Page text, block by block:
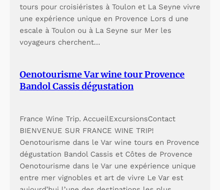
tours pour croisiéristes à Toulon et La Seyne vivre
une expérience unique en Provence Lors d une
escale à Toulon ou à La Seyne sur Mer les
voyageurs cherchent…
Oenotourisme Var wine tour Provence
Bandol Cassis dégustation
France Wine Trip. AccueilExcursionsContact
BIENVENUE SUR FRANCE WINE TRIP!
Oenotourisme dans le Var wine tours en Provence
dégustation Bandol Cassis et Côtes de Provence
Oenotourisme dans le Var une expérience unique
entre mer vignobles et art de vivre Le Var est